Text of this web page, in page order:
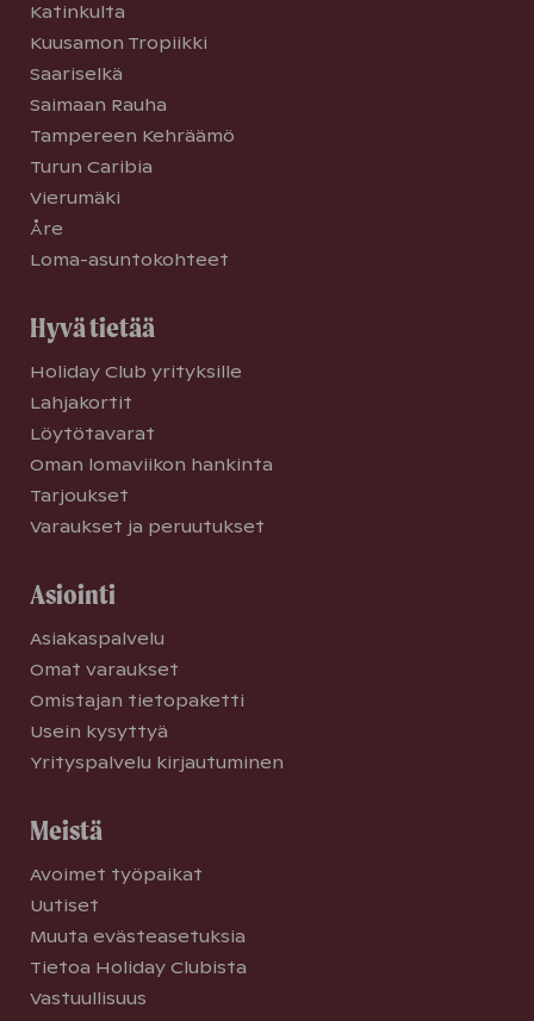
Katinkulta
Kuusamon Tropiikki
Saariselkä
Saimaan Rauha
Tampereen Kehräämö
Turun Caribia
Vierumäki
Åre
Loma-asuntokohteet
Hyvä tietää
Holiday Club yrityksille
Lahjakortit
Löytötavarat
Oman lomaviikon hankinta
Tarjoukset
Varaukset ja peruutukset
Asiointi
Asiakaspalvelu
Omat varaukset
Omistajan tietopaketti
Usein kysyttyä
Yrityspalvelu kirjautuminen
Meistä
Avoimet työpaikat
Uutiset
Muuta evästeasetuksia
Tietoa Holiday Clubista
Vastuullisuus